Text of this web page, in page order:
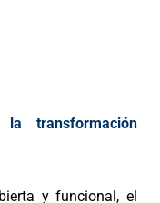
transformación
y funcional, el